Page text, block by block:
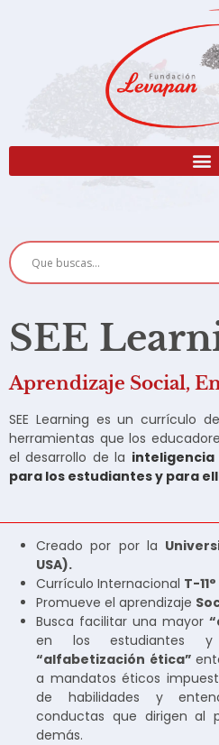
SEE
Aprendizaje Social,
SEE Learning es un currículo
herramientas que los
el desarrollo de la inteligencia
para los estudiantes y para
Creado por por la
USA).
Currículo Internacional T-11°
Promueve el aprendizaje
Busca facilitar una mayor
en los estudiantes y
“alfabetización ética”
a mandatos éticos
de habilidades y
conductas que dirigen al
demás.